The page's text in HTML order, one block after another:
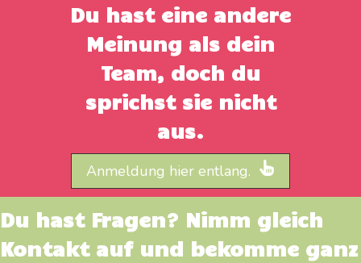
Du hast eine andere
Meinung als dein
Team, doch du
sprichst sie nicht
aus.
Anmeldung hier entlang.
Du hast Fragen? Nimm gleich
Kontakt auf und bekomme ganz